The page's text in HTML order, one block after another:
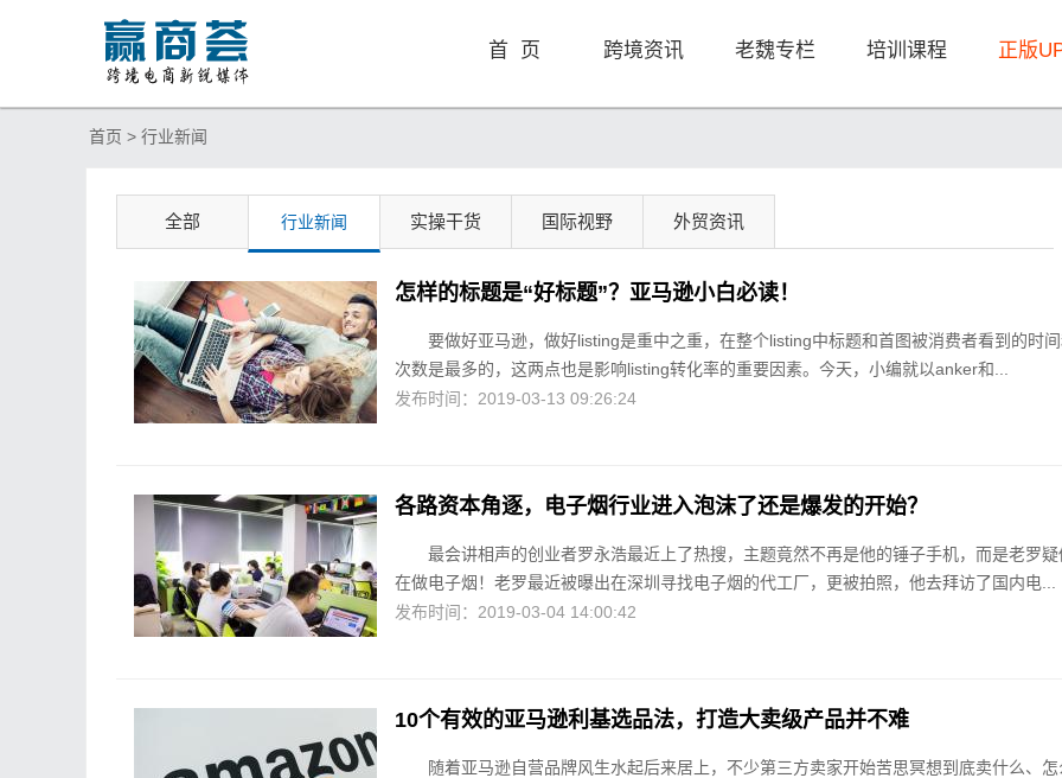
首 页 跨境资讯 老魏专栏 培训课程 正版
首页 > 行业新闻
全部 行业新闻 实操干货 国际视野 外贸资讯
怎样的标题是“好标题”？亚马逊小白必读！
要做好亚马逊，做好listing是重中之重，在整个listing中标题和首图被消费者看到的时
次数是最多的，这两点也是影响listing转化率的重要因素。今天，小编就以anker和...
发布时间：2019-03-13 09:26:24
各路资本角逐，电子烟行业进入泡沫了还是爆发的开始？
最会讲相声的创业者罗永浩最近上了热搜，主题竟然不再是他的锤子手机，而是老罗疑
在做电子烟！老罗最近被曝出在深圳寻找电子烟的代工厂，更被拍照，他去拜访了国内电...
发布时间：2019-03-04 14:00:42
10个有效的亚马逊利基选品法，打造大卖级产品并不难
随着亚马逊自营品牌风生水起后来居上，不少第三方卖家开始苦思冥想到底卖什么、怎